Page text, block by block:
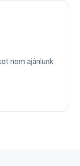
nem ajánlunk